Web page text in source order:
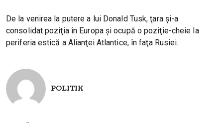
De la venirea la putere a lui Donald Tusk, ţara şi-a
consolidat poziţia în Europa şi ocupă o poziţie-cheie la
periferia estică a Alianţei Atlantice, în faţa Rusiei.
POLITIK